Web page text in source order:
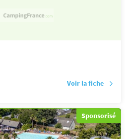
Voir la fiche
Sponsorisé